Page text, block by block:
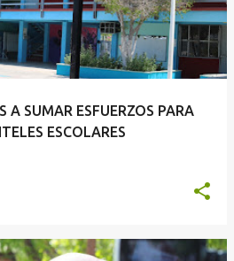
A SUMAR ESFUERZOS PARA
ESCOLARES